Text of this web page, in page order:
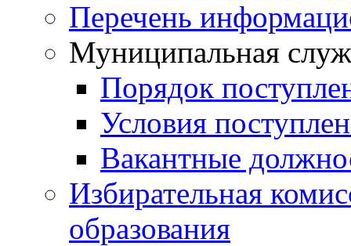
Перечень
Муниципальная
Порядок
Условия
Вакантные
Избирательная
образования